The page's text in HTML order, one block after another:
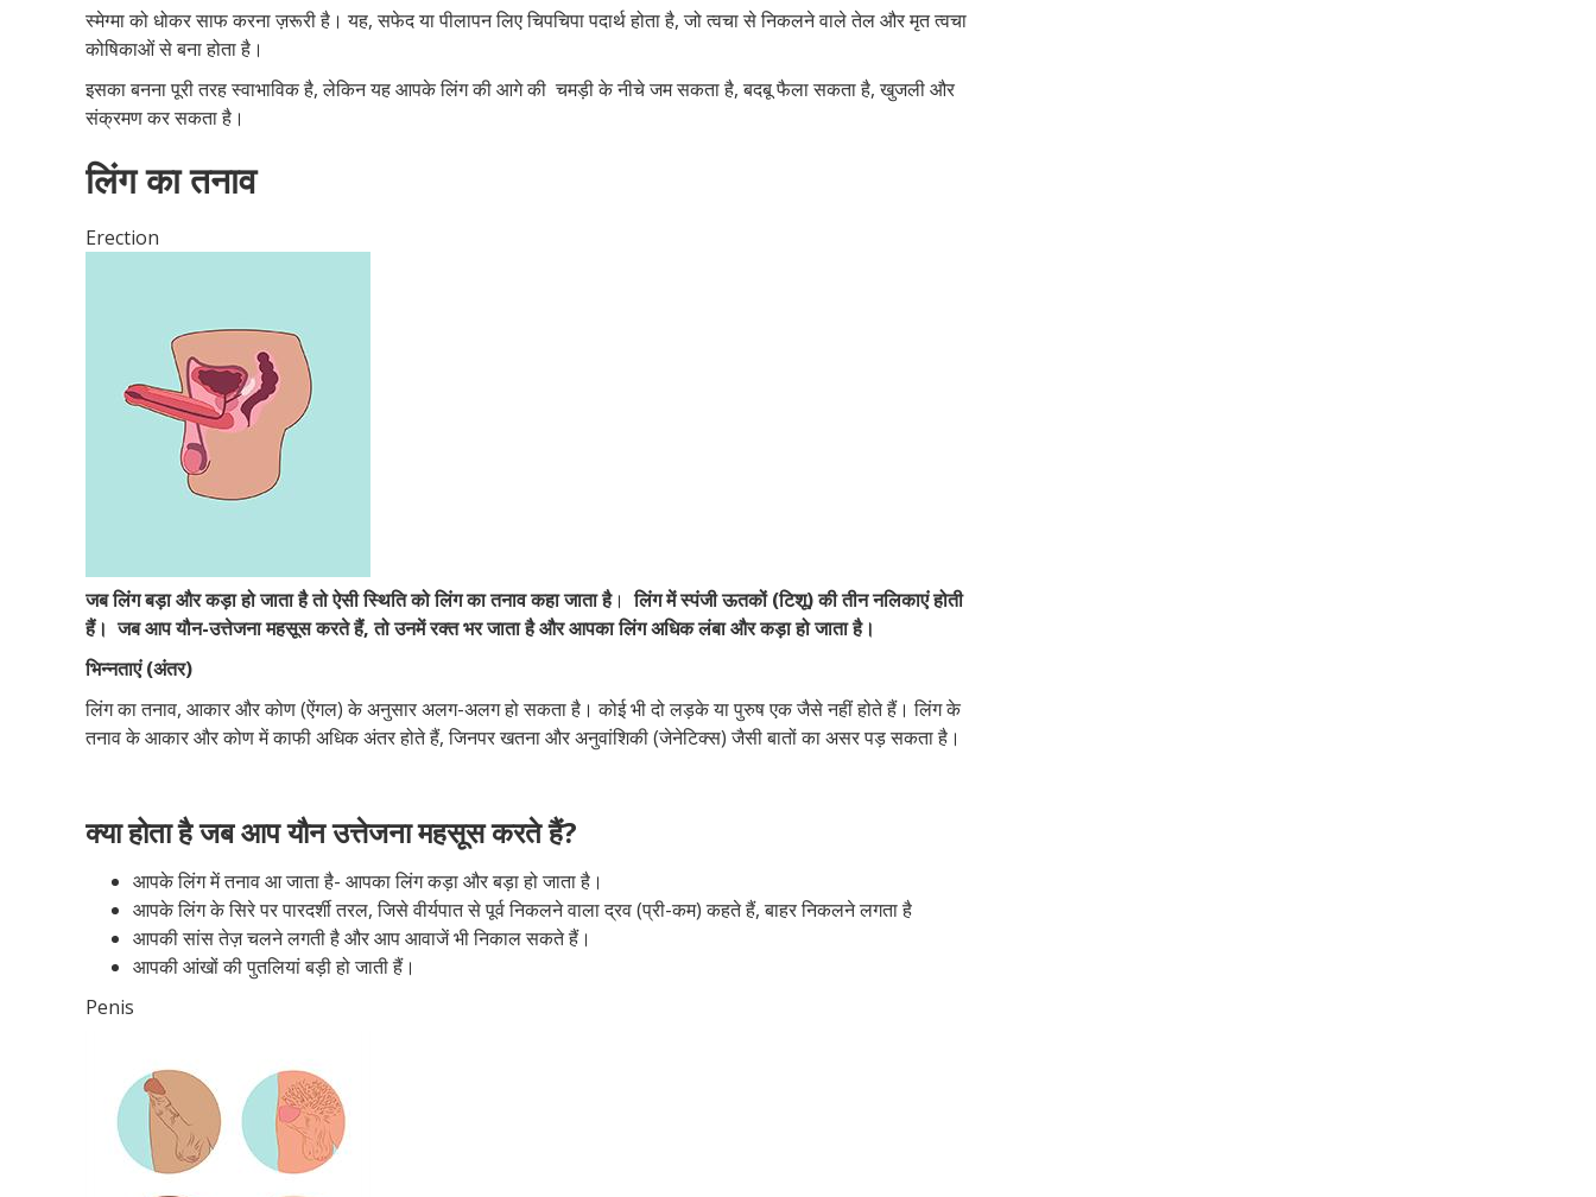
स्मेग्मा को धोकर साफ करना ज़रूरी है। यह, सफेद या पीलापन लिए चिपचिपा पदार्थ होता है, जो त्वचा से निकलने वाले तेल और मृत त्वचा
कोषिकाओं से बना होता है।
इसका बनना पूरी तरह स्वाभाविक है, लेकिन यह आपके लिंग की आगे की चमड़ी के नीचे जम सकता है, बदबू फैला सकता है, खुजली और
संक्रमण कर सकता है।
लिंग का तनाव
Erection
जब लिंग बड़ा और कड़ा हो जाता है तो ऐसी स्थिति को लिंग का तनाव कहा जाता है।लिंग में स्पंजी ऊतकों (टिशू) की तीन नलिकाएं होती
हैं। जब आप यौन-उत्तेजना महसूस करते हैं, तो उनमें रक्त भर जाता है और आपका लिंग अधिक लंबा और कड़ा हो जाता है।
भिन्नताएं (अंतर)
लिंग का तनाव, आकार और कोण (ऐंगल) के अनुसार अलग-अलग हो सकता है। कोई भी दो लड़के या पुरुष एक जैसे नहीं होते हैं। लिंग के
तनाव के आकार और कोण में काफी अधिक अंतर होते हैं, जिनपर खतना और अनुवांशिकी (जेनेटिक्स) जैसी बातों का असर पड़ सकता है।
क्या होता है जब आप यौन उत्तेजना महसूस करते हैं?
आपके लिंग में तनाव आ जाता है- आपका लिंग कड़ा और बड़ा हो जाता है।
आपके लिंग के सिरे पर पारदर्शी तरल, जिसे वीर्यपात से पूर्व निकलने वाला द्रव (प्री-कम) कहते हैं, बाहर निकलने लगता है
आपकी सांस तेज़ चलने लगती है और आप आवाजें भी निकाल सकते हैं।
आपकी आंखों की पुतलियां बड़ी हो जाती हैं।
Penis